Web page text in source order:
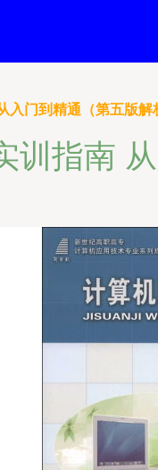
门到精通（第五版解
训指南